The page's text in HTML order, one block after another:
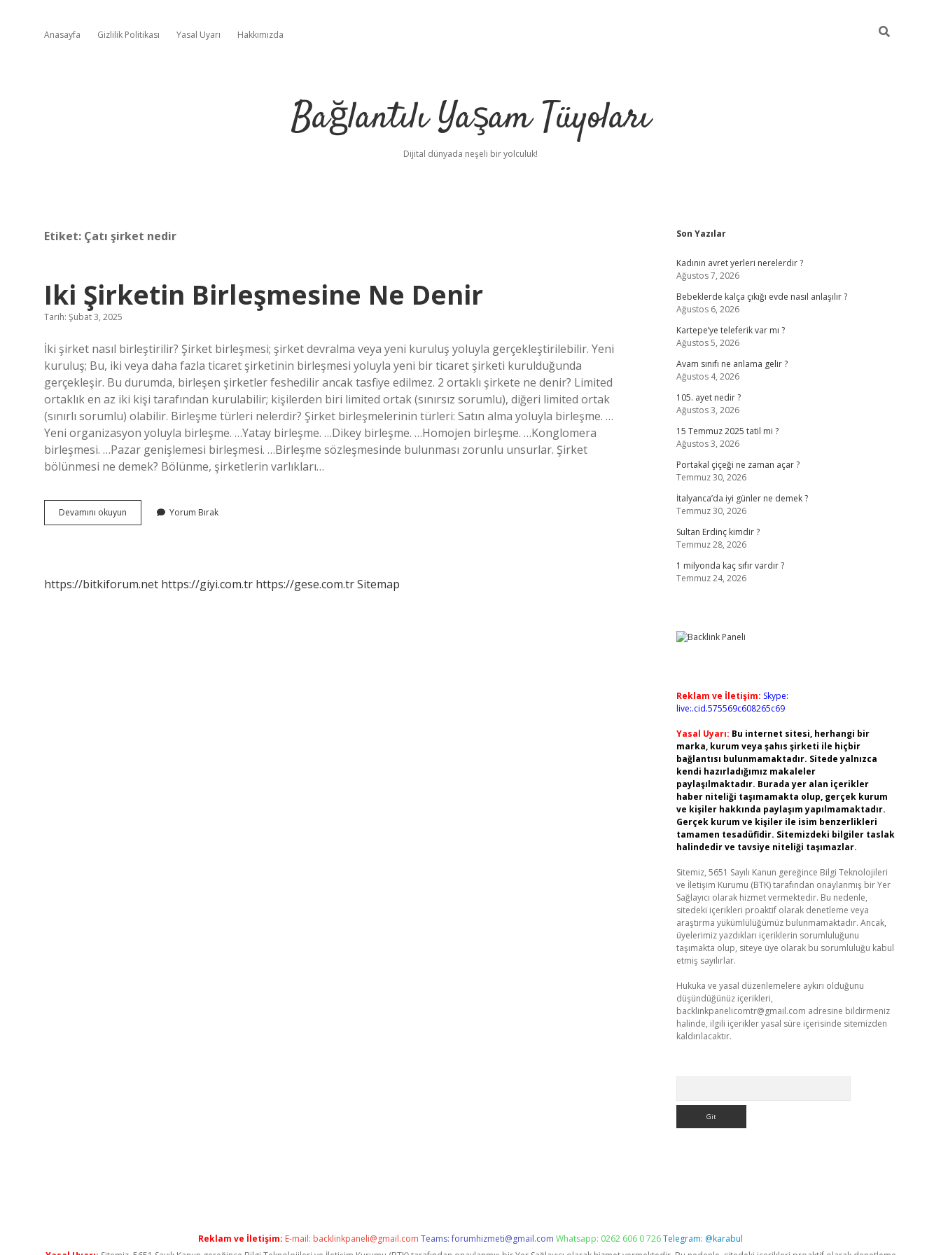
Anasayfa Gizlilik Politikası Yasal Uyarı Hakkımızda
Bağlantılı Yaşam Tüyoları
Dijital dünyada neşeli bir yolculuk!
Etiket: Çatı şirket nedir
Iki Şirketin Birleşmesine Ne Denir
Tarih: Şubat 3, 2025
İki şirket nasıl birleştirilir? Şirket birleşmesi; şirket devralma veya yeni kuruluş yoluyla gerçekleştirilebilir. Yeni
kuruluş; Bu, iki veya daha fazla ticaret şirketinin birleşmesi yoluyla yeni bir ticaret şirketi kurulduğunda
gerçekleşir. Bu durumda, birleşen şirketler feshedilir ancak tasfiye edilmez. 2 ortaklı şirkete ne denir? Limited
ortaklık en az iki kişi tarafından kurulabilir; kişilerden biri limited ortak (sınırsız sorumlu), diğeri limited ortak
(sınırlı sorumlu) olabilir. Birleşme türleri nelerdir? Şirket birleşmelerinin türleri: Satın alma yoluyla birleşme. …
Yeni organizasyon yoluyla birleşme. …Yatay birleşme. …Dikey birleşme. …Homojen birleşme. …Konglomera
birleşmesi. …Pazar genişlemesi birleşmesi. …Birleşme sözleşmesinde bulunması zorunlu unsurlar. Şirket
bölünmesi ne demek? Bölünme, şirketlerin varlıkları…
Devamını okuyun
Şirketin
Yorum Bırak
https://bitkiforum.net https://giyi.com.tr https://gese.com.trSitemap
Sidebar
Son Yazılar
Kadının avret yerleri nerelerdir ?
Ağustos 7, 2026
Bebeklerde kalça çıkığı evde nasıl anlaşılır ?
Ağustos 6, 2026
Kartepe’ye teleferik var mı ?
Ağustos 5, 2026
Avam sınıfı ne anlama gelir ?
Ağustos 4, 2026
105. ayet nedir ?
Ağustos 3, 2026
15 Temmuz 2025 tatil mi ?
Ağustos 3, 2026
Portakal çiçeği ne zaman açar ?
Temmuz 30, 2026
İtalyanca’da iyi günler ne demek ?
Temmuz 30, 2026
Sultan Erdinç kimdir ?
Temmuz 28, 2026
1 milyonda kaç sıfır vardır ?
Temmuz 24, 2026
Reklam ve İletişim: Skype:
live:.cid.575569c608265c69
Yasal Uyarı: Bu internet sitesi, herhangi bir
marka, kurum veya şahıs şirketi ile hiçbir
bağlantısı bulunmamaktadır. Sitede yalnızca
kendi hazırladığımız makaleler
paylaşılmaktadır. Burada yer alan içerikler
haber niteliği taşımamakta olup, gerçek kurum
ve kişiler hakkında paylaşım yapılmamaktadır.
Gerçek kurum ve kişiler ile isim benzerlikleri
tamamen tesadüfidir. Sitemizdeki bilgiler taslak
halindedir ve tavsiye niteliği taşımazlar.
Sitemiz, 5651 Sayılı Kanun gereğince Bilgi Teknolojileri
ve İletişim Kurumu (BTK) tarafından onaylanmış bir Yer
Sağlayıcı olarak hizmet vermektedir. Bu nedenle,
sitedeki içerikleri proaktif olarak denetleme veya
araştırma yükümlülüğümüz bulunmamaktadır. Ancak,
üyelerimiz yazdıkları içeriklerin sorumluluğunu
taşımakta olup, siteye üye olarak bu sorumluluğu kabul
etmiş sayılırlar.
Hukuka ve yasal düzenlemelere aykırı olduğunu
düşündüğünüz içerikleri,
backlinkpanelicomtr@gmail.com adresine bildirmeniz
halinde, ilgili içerikler yasal süre içerisinde sitemizden
kaldırılacaktır.
Reklam ve İletişim: E-mail: backlinkpaneli@gmail.com Teams:forumhizmeti@gmail.com Whatsapp: 0262 606 0 726Telegram: @karabul